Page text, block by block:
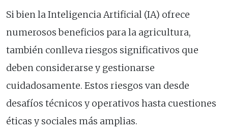
Si bien la Inteligencia Artificial (IA) ofrece
numerosos beneficios para la agricultura,
también conlleva riesgos significativos que
deben considerarse y gestionarse
cuidadosamente. Estos riesgos van desde
desafíos técnicos y operativos hasta cuestiones
éticas y sociales más amplias.